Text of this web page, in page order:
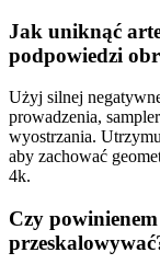
Jak uniknąć
podpowiedzi
Użyj silnej
prowadzenia,
wyostrzania.
aby zachować
4k.
Czy